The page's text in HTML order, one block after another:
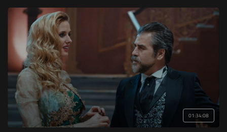
01:34:08